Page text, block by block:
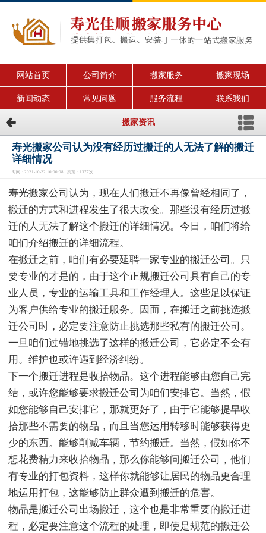
网站首页 公司简介 搬家服务 搬家现场
新闻动态 常见问题 服务流程 联系我们
搬家资讯
寿光搬家公司认为没有经历过搬迁的人无法了解的搬迁
详细情况
时间：2021-10-22 10:00:08 浏览：1377次
寿光搬家公司认为，现在人们搬迁不再像曾经相同了，
搬迁的方式和进程发生了很大改变。那些没有经历过搬
迁的人无法了解这个搬迁的详细情况。今日，咱们将给
咱们介绍搬迁的详细流程。
在搬迁之前，咱们有必要延聘一家专业的搬迁公司。只
要专业的才是的，由于这个正规搬迁公司具有自己的专
业人员，专业的运输工具和工作经理人。这些足以保证
为客户供给专业的搬迁服务。因而，在搬迁之前挑选搬
迁公司时，必定要注意防止挑选那些私有的搬迁公司。
一旦咱们过错地挑选了这样的搬迁公司，它必定不会有
用。维护也或许遇到经济纠纷。
下一个搬迁进程是收拾物品。这个进程能够由您自己完
结，或许您能够要求搬迁公司为咱们安排它。当然，假
如您能够自己安排它，那就更好了，由于它能够提早收
拾那些不需要的物品，而且当您运用转移时能够获得更
少的东西。能够削减车辆，节约搬迁。当然，假如你不
想花费精力来收拾物品，那么你能够问搬迁公司，他们
有专业的打包资料，这样你就能够让居民的物品更合理
地运用打包，这能够防止群众遭到搬迁的危害。
物品是搬迁公司出场搬迁，这个也是非常重要的搬迁进
程，必定要注意这个流程的处理，即使是规范的搬迁公